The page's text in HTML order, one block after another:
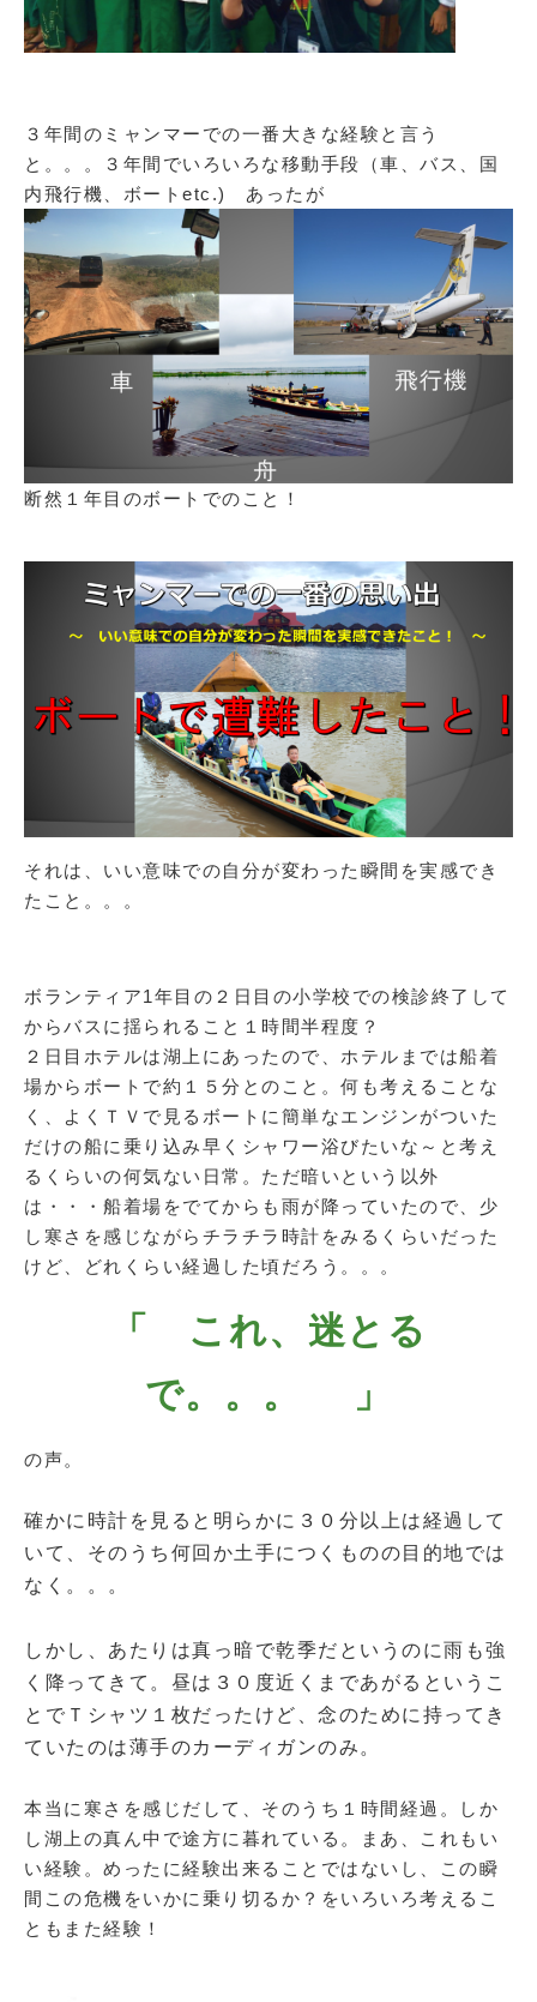
３年間のミャンマーでの一番大きな経験と言う
と。。。３年間でいろいろな移動手段（車、バス、国
内飛行機、ボートetc.) あったが
断然１年目のボートでのこと！
それは、いい意味での自分が変わった瞬間を実感でき
たこと。。。
ボランティア1年目の２日目の小学校での検診終了して
からバスに揺られること１時間半程度？
２日目ホテルは湖上にあったので、ホテルまでは船着
場からボートで約１５分とのこと。何も考えることな
く、よくＴＶで見るボートに簡単なエンジンがついた
だけの船に乗り込み早くシャワー浴びたいな～と考え
るくらいの何気ない日常。ただ暗いという以外
は・・・船着場をでてからも雨が降っていたので、少
し寒さを感じながらチラチラ時計をみるくらいだった
けど、どれくらい経過した頃だろう。。。
「 これ、迷とる
で。。。 」
の声。
確かに時計を見ると明らかに３０分以上は経過して
いて、そのうち何回か土手につくものの目的地では
なく。。。
しかし、あたりは真っ暗で乾季だというのに雨も強
く降ってきて。昼は３０度近くまであがるというこ
とでＴシャツ１枚だったけど、念のために持ってき
ていたのは薄手のカーディガンのみ。
本当に寒さを感じだして、そのうち１時間経過。しか
し湖上の真ん中で途方に暮れている。まあ、これもい
い経験。めったに経験出来ることではないし、この瞬
間この危機をいかに乗り切るか？をいろいろ考えるこ
ともまた経験！